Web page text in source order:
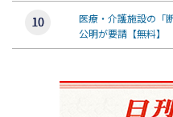
医療・介護施設の
公明が要請【無料】